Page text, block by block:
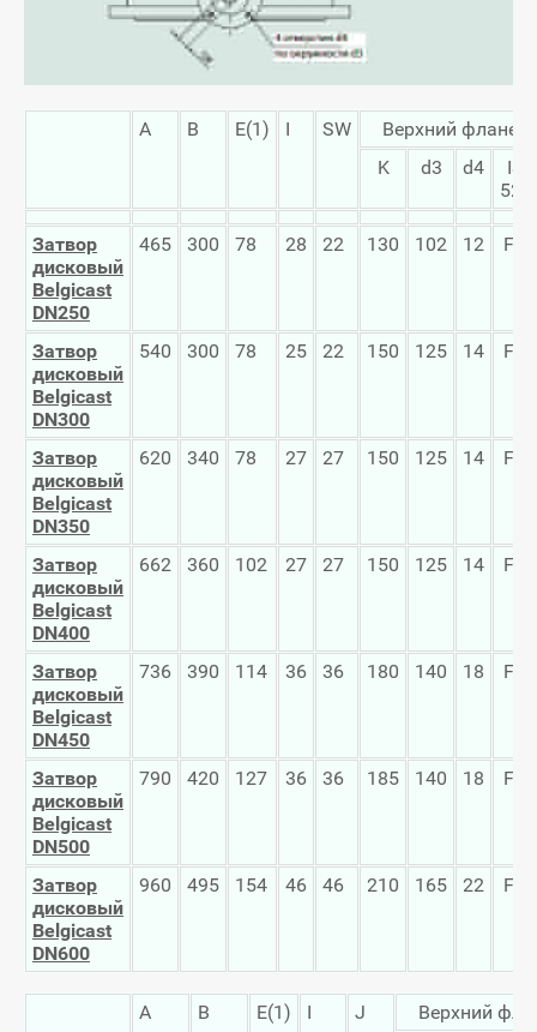
A B E(1) I SW
Верхний фланец
K
d3 d4
ISO
Затвор
дисковый
Belgicast
DN250
465 300 78 28 22 130 102 12 F-
Затвор
дисковый
Belgicast
DN300
540 300 78 25 22 150 125 14 F-
Затвор
дисковый
Belgicast
DN350
620 340 78 27 27 150 125 14 F-
Затвор
дисковый
Belgicast
DN400
662 360 102 27 27 150 125 14 F-
Затвор
дисковый
Belgicast
DN450
736 390 114 36 36 180 140 18 F-
Затвор
дисковый
Belgicast
DN500
790 420 127 36 36 185 140 18 F-
Затвор
дисковый
Belgicast
DN600
960 495 154 46 46 210 165 22 F-
A B E(1) I J
Верхний